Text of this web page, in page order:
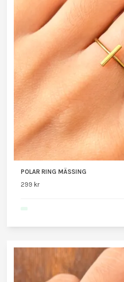
POLAR RING MÄSSING
299 kr